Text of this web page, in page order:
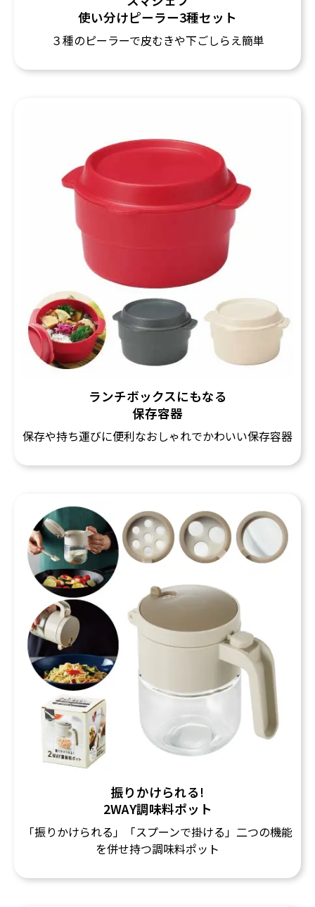
使い分けピーラー3種セット
３種のピーラーで皮むきや下ごしらえ簡単
ランチボックスにもなる
保存容器
保存や持ち運びに便利なおしゃれでかわいい保存容器
振りかけられる!
2WAY調味料ポット
「振りかけられる」「スプーンで掛ける」二つの機能
を併せ持つ調味料ポット